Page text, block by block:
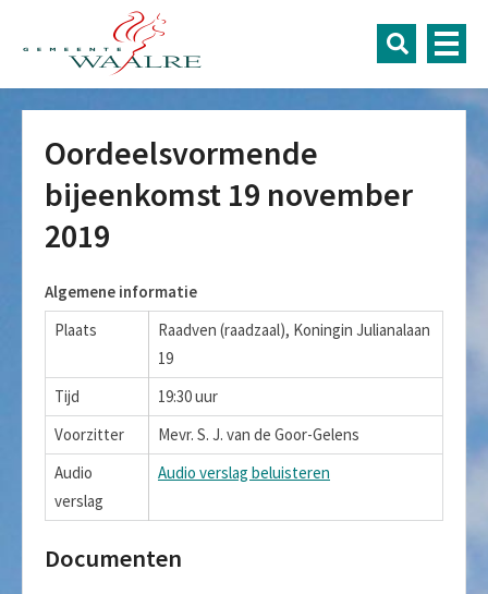
Oordeelsvormende
bijeenkomst 19 november
2019
Algemene informatie
Plaats
Raadven (raadzaal), Koningin Julianalaan
19
Tijd
19:30 uur
Voorzitter
Mevr. S. J. van de Goor-Gelens
Audio
verslag
Audio verslag beluisteren
Documenten